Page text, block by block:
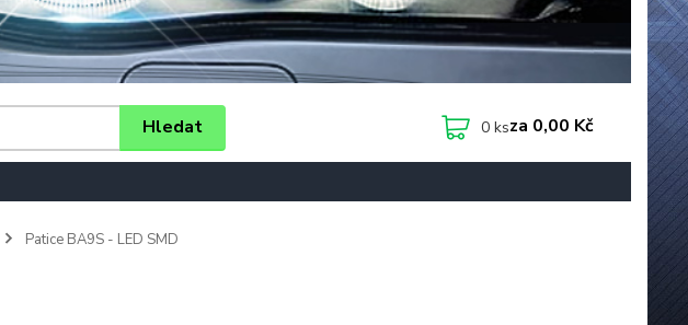
Hledat 0ksza 0,00 Kč
Patice BA9S - LED SMD